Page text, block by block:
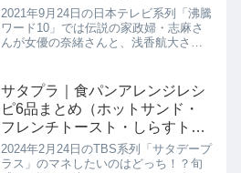
露！
2021年9月24日の日本テレビ系列「沸騰
ワード10」では伝説の家政婦・志麻さ
んが女優の奈緒さんと、浅香航大さ
クエストに応えて絶品レシピを披露し
ていたので詳しく紹介します。...
サタプラ｜食パンアレンジレシ
ピ6品まとめ（ホットサンド・
フレンチトースト・しらすトー
ストなど）2月24日
2024年2月24日のTBS系列「サタデープ
ラス」のマネしたいのはどっち！？旬